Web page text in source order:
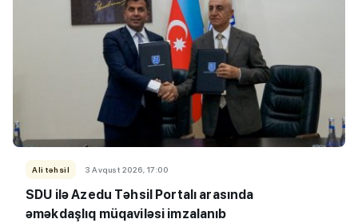
Ali təhsil 3 Avqust 2026, 17:00
SDU ilə Azedu Təhsil Portalı arasında
əməkdaşlıq müqaviləsi imzalanıb